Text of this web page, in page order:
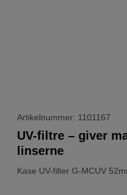
Artikelnummer: 1101167
Kase UV-filter G-MCUV
UV-filtre – giver
linserne